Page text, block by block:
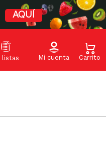
AQUÍ